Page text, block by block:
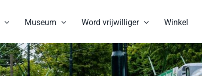
Museum Word vrijwilliger Winkel